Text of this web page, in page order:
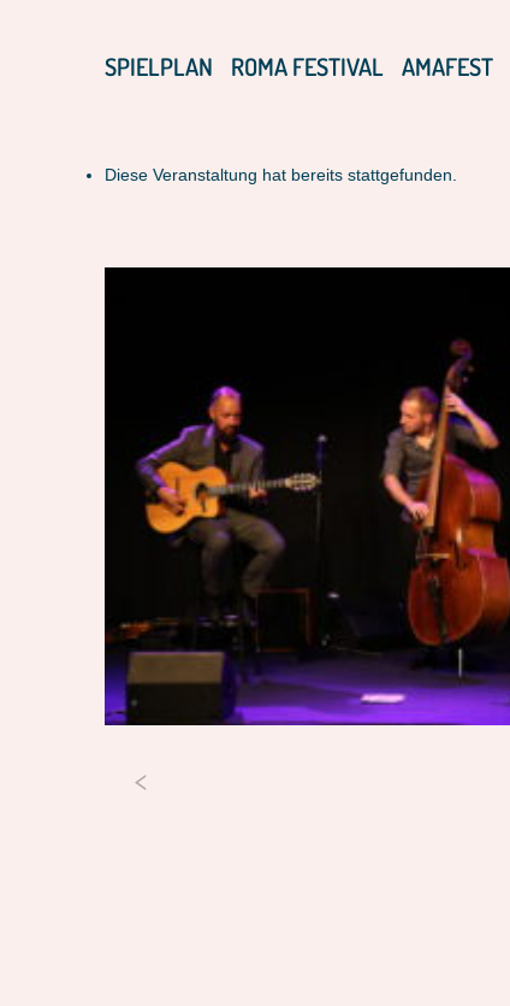
SPIELPLAN ROMA FESTIVAL AMAFEST
Diese Veranstaltung hat bereits stattgefunden.